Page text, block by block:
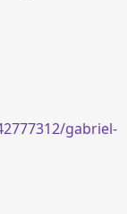
gabriel-